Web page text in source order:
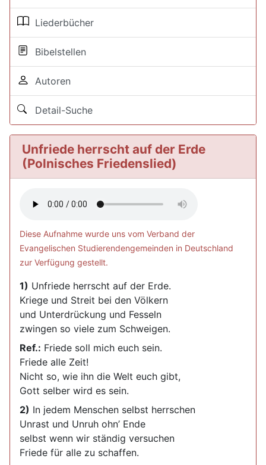
Liederbücher
Bibelstellen
Autoren
Detail-Suche
Unfriede herrscht auf der Erde
(Polnisches Friedenslied)
Diese Aufnahme wurde uns vom Verband der
Evangelischen Studierendengemeinden in Deutschland
zur Verfügung gestellt.
1) Unfriede herrscht auf der Erde.
Kriege und Streit bei den Völkern
und Unterdrückung und Fesseln
zwingen so viele zum Schweigen.
Ref.: Friede soll mich euch sein.
Friede alle Zeit!
Nicht so, wie ihn die Welt euch gibt,
Gott selber wird es sein.
2) In jedem Menschen selbst herrschen
Unrast und Unruh ohn’ Ende
selbst wenn wir ständig versuchen
Friede für alle zu schaffen.